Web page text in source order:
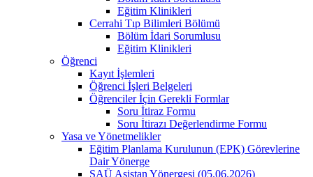
Eğitim Klinikleri
Cerrahi Tıp Bilimleri Bölümü
Bölüm İdari Sorumlusu
Eğitim Klinikleri
Öğrenci
Kayıt İşlemleri
Öğrenci İşleri Belgeleri
Öğrenciler İçin Gerekli Formlar
Soru İtiraz Formu
Soru İtirazı Değerlendirme Formu
Yasa ve Yönetmelikler
Eğitim Planlama Kurulunun (EPK) Görevlerine
Dair Yönerge
SAÜ Asistan Yönergesi (05.06.2026)